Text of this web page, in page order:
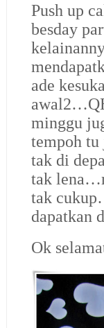
Push up
besday
ade
minggu
tempoh
tak di
tak
tak
dapatkan
Ok